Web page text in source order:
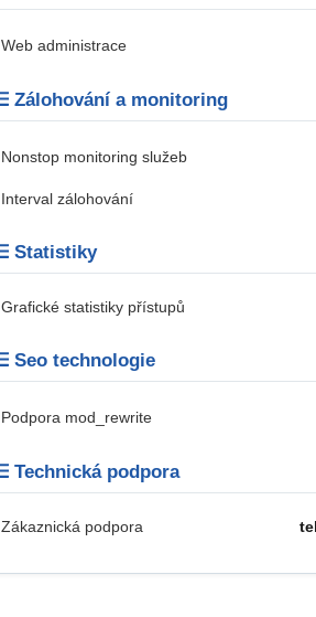
Web administrace
Zálohování a monitoring
Nonstop monitoring služeb
Interval zálohování
Statistiky
Grafické statistiky přístupů
Seo technologie
Podpora mod_rewrite
Technická podpora
Zákaznická podpora